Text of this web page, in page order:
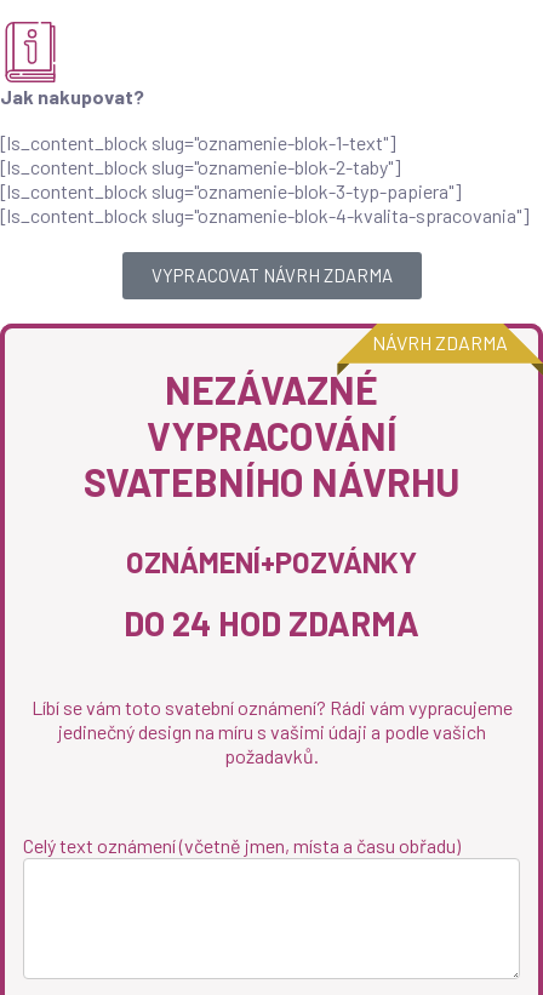
Jak nakupovat?
[ls_content_block slug="oznamenie-blok-1-text"]
[ls_content_block slug="oznamenie-blok-2-taby"]
[ls_content_block slug="oznamenie-blok-3-typ-papiera"]
[ls_content_block slug="oznamenie-blok-4-kvalita-spracovania"]
VYPRACOVAT NÁVRH ZDARMA
NEZÁVAZNÉ
VYPRACOVÁNÍ
SVATEBNÍHO NÁVRHU
OZNÁMENÍ+POZVÁNKY
DO 24 HOD ZDARMA
Líbí se vám toto svatební oznámení? Rádi vám vypracujeme
jedinečný design na míru s vašimi údaji a podle vašich
požadavků.
NÁVRH ZDARMA
Celý text oznámení (včetně jmen, místa a času obřadu)